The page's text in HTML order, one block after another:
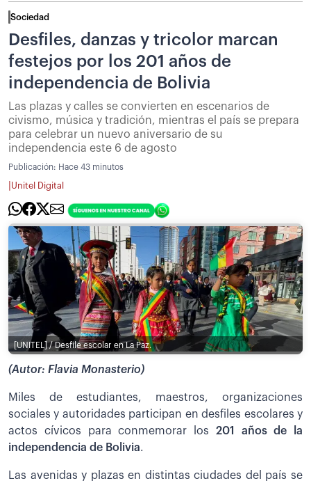
Sociedad
Desfiles, danzas y tricolor marcan
festejos por los 201 años de
independencia de Bolivia
Las plazas y calles se convierten en escenarios de
civismo, música y tradición, mientras el país se prepara
para celebrar un nuevo aniversario de su
independencia este 6 de agosto
Publicación: Hace 43 minutos
Unitel Digital
[UNITEL] / Desfile escolar en La Paz.
(Autor: Flavia Monasterio)
Miles de estudiantes, maestros, organizaciones
sociales y autoridades participan en desfiles escolares y
actos cívicos para conmemorar los 201 años de la
independencia de Bolivia.
Las avenidas y plazas en distintas ciudades del país se